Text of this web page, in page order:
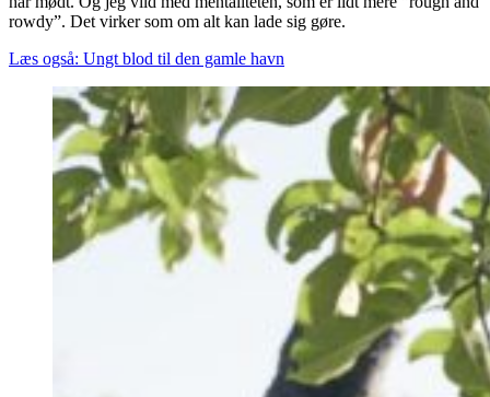
rowdy”. Det virker som om alt kan lade sig gøre.
Læs også: Ungt blod til den gamle havn